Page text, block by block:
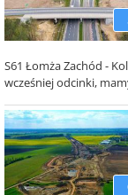
S61 Łomża Zachód -
wcześniej odcinki,